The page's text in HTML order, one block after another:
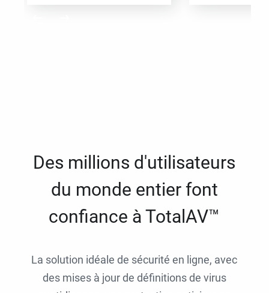
Des millions d'utilisateurs
du monde entier font
confiance à TotalAV™
La solution idéale de sécurité en ligne, avec
des mises à jour de définitions de virus